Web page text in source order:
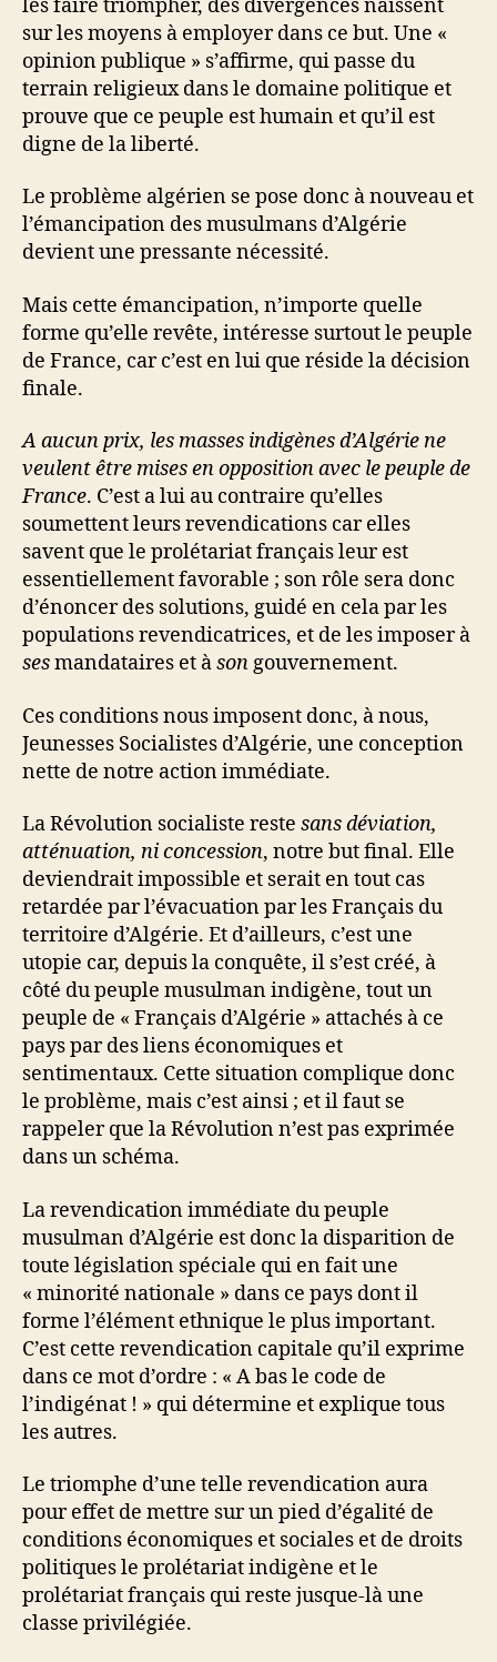
les faire triompher, des divergences naissent
sur les moyens à employer dans ce but. Une «
opinion publique » s’affirme, qui passe du
terrain religieux dans le domaine politique et
prouve que ce peuple est humain et qu’il est
digne de la liberté.
Le problème algérien se pose donc à nouveau et
l’émancipation des musulmans d’Algérie
devient une pressante nécessité.
Mais cette émancipation, n’importe quelle
forme qu’elle revête, intéresse surtout le peuple
de France, car c’est en lui que réside la décision
finale.
A aucun prix, les masses indigènes d’Algérie ne
veulent être mises en opposition avec le peuple de
France. C’est a lui au contraire qu’elles
soumettent leurs revendications car elles
savent que le prolétariat français leur est
essentiellement favorable ; son rôle sera donc
d’énoncer des solutions, guidé en cela par les
populations revendicatrices, et de les imposer à
sesmandataires et àsongouvernement.
Ces conditions nous imposent donc, à nous,
Jeunesses Socialistes d’Algérie, une conception
nette de notre action immédiate.
La Révolution socialiste reste sans déviation,
atténuation, ni concession, notre but final. Elle
deviendrait impossible et serait en tout cas
retardée par l’évacuation par les Français du
territoire d’Algérie. Et d’ailleurs, c’est une
utopie car, depuis la conquête, il s’est créé, à
côté du peuple musulman indigène, tout un
peuple de « Français d’Algérie » attachés à ce
pays par des liens économiques et
sentimentaux. Cette situation complique donc
le problème, mais c’est ainsi ; et il faut se
rappeler que la Révolution n’est pas exprimée
dans un schéma.
La revendication immédiate du peuple
musulman d’Algérie est donc la disparition de
toute législation spéciale qui en fait une
« minorité nationale » dans ce pays dont il
forme l’élément ethnique le plus important.
C’est cette revendication capitale qu’il exprime
dans ce mot d’ordre : « A bas le code de
l’indigénat ! » qui détermine et explique tous
les autres.
Le triomphe d’une telle revendication aura
pour effet de mettre sur un pied d’égalité de
conditions économiques et sociales et de droits
politiques le prolétariat indigène et le
prolétariat français qui reste jusque-là une
classe privilégiée.